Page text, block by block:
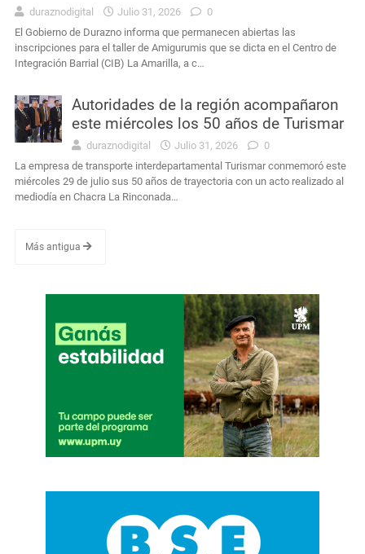
duraznodigital Julio 31, 2026
0
El Gobierno de Durazno informa que permanecen abiertas las
inscripciones para el taller de Amigurumis que se dicta en el Centro de
Integración Barrial (CIB) La Amarilla, a c…
Autoridades de la región acompañaron
este miércoles los 50 años de Turismar
duraznodigital Julio 31, 2026
0
La empresa de transporte interdepartamental Turismar conmemoró este
miércoles 29 de julio sus 50 años de trayectoria con un acto realizado al
mediodía en Chacra La Rinconada…
Más antigua